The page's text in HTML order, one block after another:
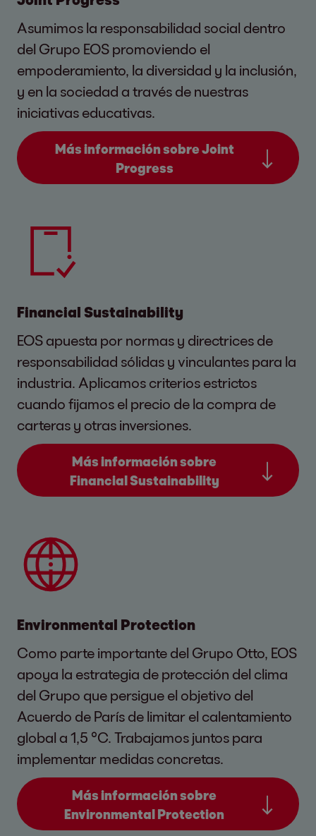
Asumimos la responsabilidad social dentro
del Grupo EOS promoviendo el
empoderamiento, la diversidad y la inclusión,
y en la sociedad a través de nuestras
iniciativas educativas.
Más información sobre Joint
Progress
Financial Sustainability
EOS apuesta por normas y directrices de
responsabilidad sólidas y vinculantes para la
industria. Aplicamos criterios estrictos
cuando fijamos el precio de la compra de
carteras y otras inversiones.
Más información sobre
Financial Sustainability
Environmental Protection
Como parte importante del Grupo Otto, EOS
apoya la estrategia de protección del clima
del Grupo que persigue el objetivo del
Acuerdo de París de limitar el calentamiento
global a 1,5 °C. Trabajamos juntos para
implementar medidas concretas.
Más información sobre
Environmental Protection